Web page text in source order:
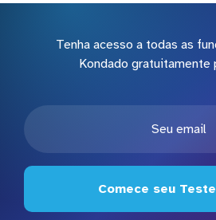
Tenha acesso a todas as
Kondado gratuitamente
Comece seu